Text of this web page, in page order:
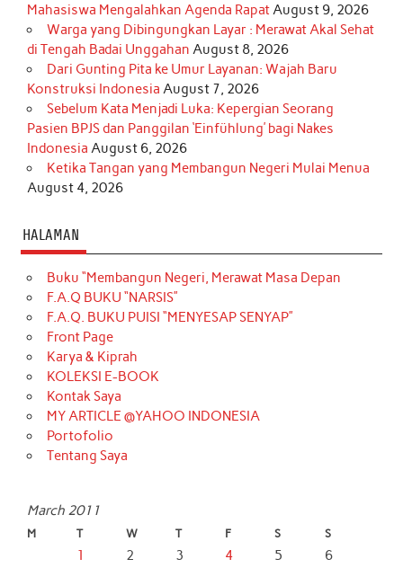
Mahasiswa Mengalahkan Agenda RapatAugust 9, 2026
Warga yang Dibingungkan Layar : Merawat Akal Sehat
di Tengah Badai Unggahan August 8, 2026
Dari Gunting Pita ke Umur Layanan: Wajah Baru
Konstruksi Indonesia August 7, 2026
Sebelum Kata Menjadi Luka: Kepergian Seorang
Pasien BPJS dan Panggilan ‘Einfühlung’ bagi Nakes
Indonesia August 6, 2026
Ketika Tangan yang Membangun Negeri Mulai Menua
August 4, 2026
HALAMAN
Buku “Membangun Negeri, Merawat Masa Depan
F.A.Q BUKU “NARSIS”
F.A.Q. BUKU PUISI “MENYESAP SENYAP”
Front Page
Karya & Kiprah
KOLEKSI E-BOOK
Kontak Saya
MY ARTICLE @YAHOO INDONESIA
Portofolio
Tentang Saya
March 2011
M T W T F S S
1 2 3 4 5 6